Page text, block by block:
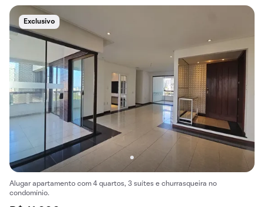
Exclusivo
Alugar apartamento com 4 quartos, 3 suítes e churrasqueira no
condomínio.